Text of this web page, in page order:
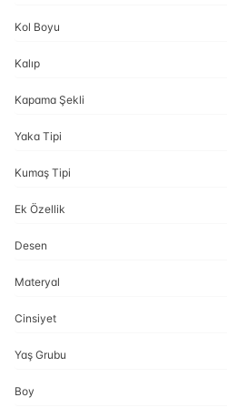
Kol Boyu
Kalıp
Kapama Şekli
Yaka Tipi
Kumaş Tipi
Ek Özellik
Desen
Materyal
Cinsiyet
Yaş Grubu
Boy